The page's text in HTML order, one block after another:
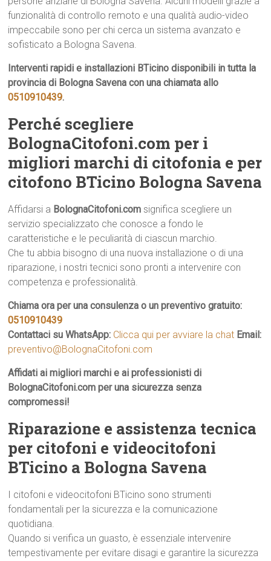
funzionalità di controllo remoto e una qualità audio-video
impeccabile sono per chi cerca un sistema avanzato e
sofisticato a Bologna Savena.
Interventi rapidi e installazioni BTicino disponibili in tutta la
provincia di Bologna Savena con una chiamata allo
0510910439.
Perché scegliere
BolognaCitofoni.com per i
migliori marchi di citofonia e per
citofono BTicino Bologna Savena
Affidarsi a BolognaCitofoni.com significa scegliere un
servizio specializzato che conosce a fondo le
caratteristiche e le peculiarità di ciascun marchio.
Che tu abbia bisogno di una nuova installazione o di una
riparazione, i nostri tecnici sono pronti a intervenire con
competenza e professionalità.
Chiama ora per una consulenza o un preventivo gratuito:
0510910439
Contattaci su WhatsApp: Clicca qui per avviare la chat Email:
preventivo@BolognaCitofoni.com
Affidati ai migliori marchi e ai professionisti di
BolognaCitofoni.com per una sicurezza senza
compromessi!
Riparazione e assistenza tecnica
per citofoni e videocitofoni
BTicino a Bologna Savena
I citofoni e videocitofoni BTicino sono strumenti
fondamentali per la sicurezza e la comunicazione
quotidiana.
Quando si verifica un guasto, è essenziale intervenire
tempestivamente per evitare disagi e garantire la sicurezza